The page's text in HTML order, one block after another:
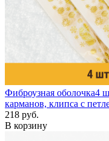
Фиброузная оболочка4
карманов, клипса с
218 руб.
В корзину